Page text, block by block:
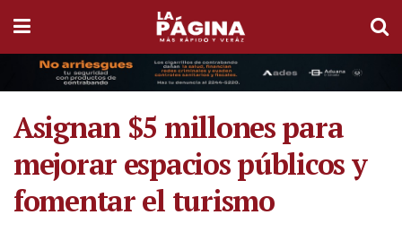
Asignan $5 millones para
mejorar espacios públicos y
fomentar el turismo